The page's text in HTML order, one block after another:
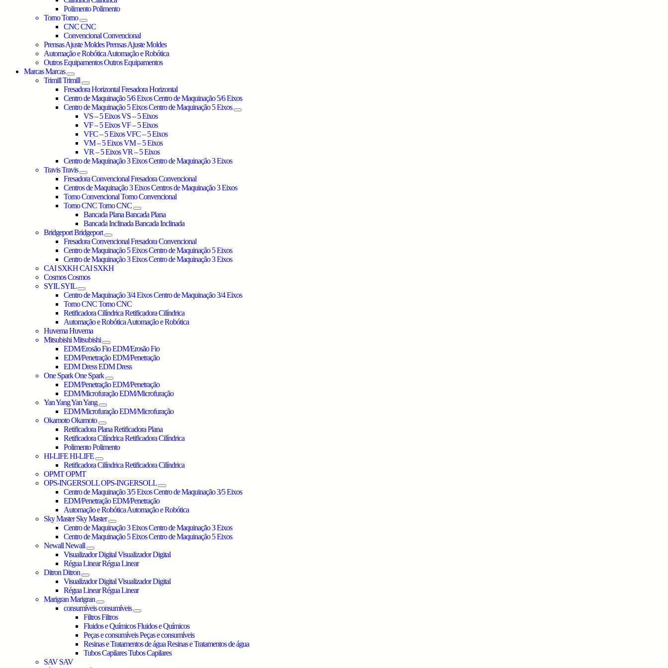
PolimentoPolimento
TornoTorno
CNCCNC
ConvencionalConvencional
Prensas Ajuste MoldesPrensas Ajuste Moldes
Automação e RobóticaAutomação e Robótica
Outros EquipamentosOutros Equipamentos
MarcasMarcas
TrimillTrimill
Fresadora HorizontalFresadora Horizontal
Centro de Maquinação 5/6 EixosCentro de Maquinação 5/6 Eixos
Centro de Maquinação 5 EixosCentro de Maquinação 5 Eixos
VS – 5 EixosVS – 5 Eixos
VF – 5 EixosVF – 5 Eixos
VFC – 5 EixosVFC – 5 Eixos
VM – 5 EixosVM – 5 Eixos
VR – 5 EixosVR – 5 Eixos
Centro de Maquinação 3 EixosCentro de Maquinação 3 Eixos
TravisTravis
Fresadora ConvencionalFresadora Convencional
Centros de Maquinação 3 EixosCentros de Maquinação 3 Eixos
Torno ConvencionalTorno Convencional
Torno CNCTorno CNC
Bancada PlanaBancada Plana
Bancada InclinadaBancada Inclinada
BridgeportBridgeport
Fresadora ConvencionalFresadora Convencional
Centro de Maquinação 5 EixosCentro de Maquinação 5 Eixos
Centro de Maquinação 3 EixosCentro de Maquinação 3 Eixos
CAI SXKHCAI SXKH
CosmosCosmos
SYIL SYIL
Centro de Maquinação 3/4 EixosCentro de Maquinação 3/4 Eixos
Torno CNCTorno CNC
Retificadora CilíndricaRetificadora Cilíndrica
Automação e RobóticaAutomação e Robótica
HuvemaHuvema
MitsubishiMitsubishi
EDM/Erosão FioEDM/Erosão Fio
EDM/PenetraçãoEDM/Penetração
EDM DressEDM Dress
One SparkOne Spark
EDM/PenetraçãoEDM/Penetração
EDM/MicrofuraçãoEDM/Microfuração
Yan YangYan Yang
EDM/MicrofuraçãoEDM/Microfuração
OkamotoOkamoto
Retificadora PlanaRetificadora Plana
Retificadora CilíndricaRetificadora Cilíndrica
PolimentoPolimento
HI-LIFEHI-LIFE
Retificadora CilíndricaRetificadora Cilíndrica
OPMTOPMT
OPS-INGERSOLL OPS-INGERSOLL
Centro de Maquinação 3/5 EixosCentro de Maquinação 3/5 Eixos
EDM/PenetraçãoEDM/Penetração
Automação e RobóticaAutomação e Robótica
Sky Master Sky Master
Centro de Maquinação 3 EixosCentro de Maquinação 3 Eixos
Centro de Maquinação 5 EixosCentro de Maquinação 5 Eixos
NewallNewall
Visualizador DigitalVisualizador Digital
Régua LinearRégua Linear
DitronDitron
Visualizador DigitalVisualizador Digital
Régua LinearRégua Linear
MarigranMarigran
consumíveisconsumíveis
FiltrosFiltros
Fluidos e QuímicosFluidos e Químicos
Peças e consumíveisPeças e consumíveis
Resinas e Tratamentos de águaResinas e Tratamentos de água
Tubos CapilaresTubos Capilares
SAV SAV